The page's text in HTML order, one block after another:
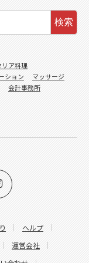
ヘルプ
運営会社
検索
リア料理
ション
マッサージ
会計事務所